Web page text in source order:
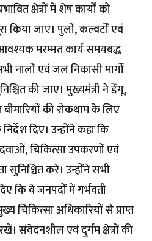
क्षेत्रों में शेष कार्यों को
जाए। पुलों, कल्वर्टों एवं
मरम्मत कार्य समयबद्ध
नालों एवं जल निकासी मार्गों
की जाए। मुख्यमंत्री ने डेंगू,
की रोकथाम के लिए
दिए। उन्होंने कहा कि
चिकित्सा उपकरणों एवं
सुनिश्चित करे। उन्होंने सभी
कि वे जनपदों में गर्भवती
चिकित्सा अधिकारियों से प्राप्त
संवेदनशील एवं दुर्गम क्षेत्रों की